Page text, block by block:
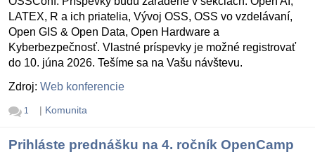
LATEX, R a ich priatelia, Vývoj OSS, OSS vo vzdelávaní,
Open GIS & Open Data, Open Hardware a
Kyberbezpečnosť. Vlastné príspevky je možné registrovať
do 10. júna 2026. Tešíme sa na Vašu návštevu.
Zdroj: Web konferencie
1 | Komunita
Prihláste prednášku na 4. ročník OpenCamp